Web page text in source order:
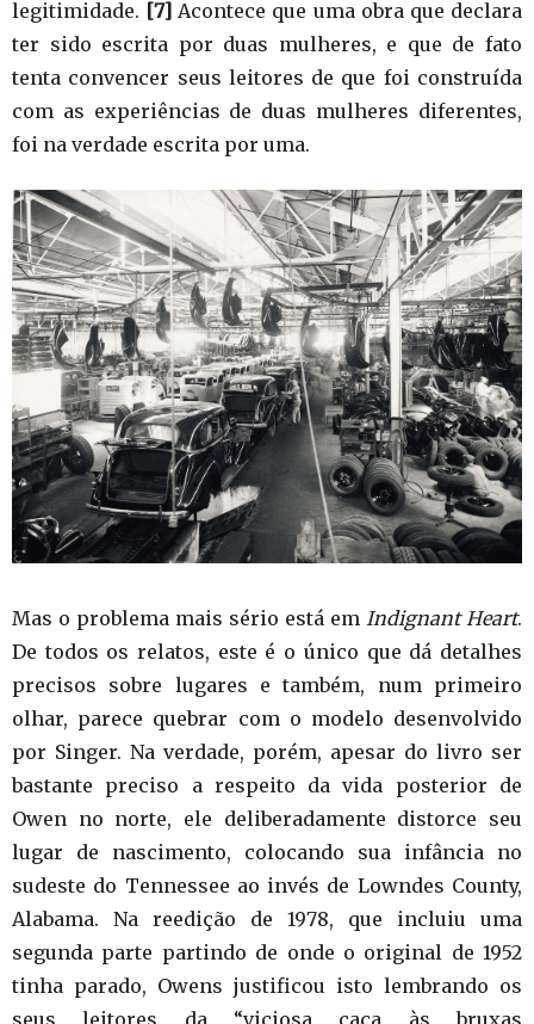
legitimidade. [7] Acontece que uma obra que declara
ter sido escrita por duas mulheres, e que de fato
tenta convencer seus leitores de que foi construída
com as experiências de duas mulheres diferentes,
foi na verdade escrita por uma.
Mas o problema mais sério está em Indignant Heart.
De todos os relatos, este é o único que dá detalhes
precisos sobre lugares e também, num primeiro
olhar, parece quebrar com o modelo desenvolvido
por Singer. Na verdade, porém, apesar do livro ser
bastante preciso a respeito da vida posterior de
Owen no norte, ele deliberadamente distorce seu
lugar de nascimento, colocando sua infância no
sudeste do Tennessee ao invés de Lowndes County,
Alabama. Na reedição de 1978, que incluiu uma
segunda parte partindo de onde o original de 1952
tinha parado, Owens justificou isto lembrando os